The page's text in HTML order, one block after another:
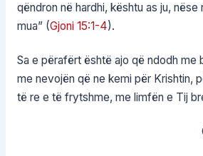
qëndron në hardhi, kështu as ju, nëse
mua” (Gjoni 15:1-4).
Sa e përafërt është ajo që ndodh me
me nevojën që ne kemi për Krishtin,
të re e të frytshme, me limfën e Tij